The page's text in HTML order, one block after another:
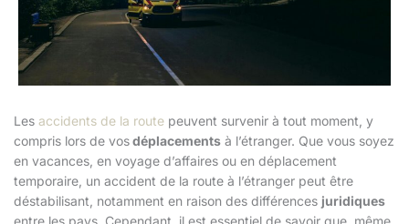
Les accidents de la route peuvent survenir à tout moment, y
compris lors de vosdéplacements à l’étranger. Que vous soyez
en vacances, en voyage d’affaires ou en déplacement
temporaire, un accident de la route à l’étranger peut être
déstabilisant, notamment en raison des différences juridiques
entre les pays. Cependant, il est essentiel de savoir que, même